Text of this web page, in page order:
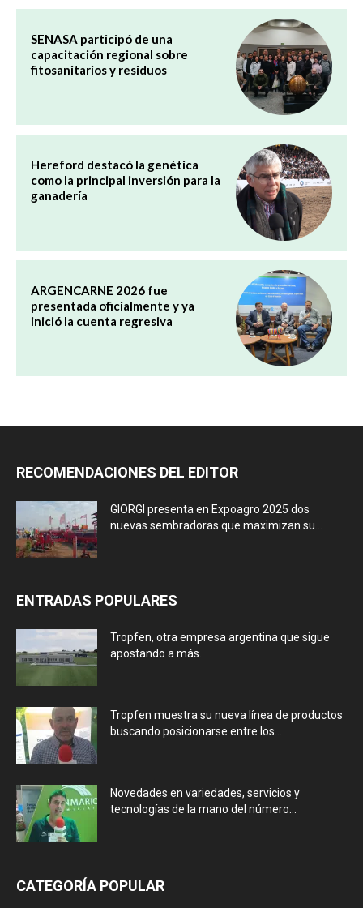
SENASA participó de una
capacitación regional sobre
fitosanitarios y residuos
Hereford destacó la genética
como la principal inversión para la
ganadería
ARGENCARNE 2026 fue
presentada oficialmente y ya
inició la cuenta regresiva
RECOMENDACIONES DEL EDITOR
GIORGI presenta en Expoagro 2025 dos
nuevas sembradoras que maximizan su...
ENTRADAS POPULARES
Tropfen, otra empresa argentina que sigue
apostando a más.
Tropfen muestra su nueva línea de productos
buscando posicionarse entre los...
Novedades en variedades, servicios y
tecnologías de la mano del número...
CATEGORÍA POPULAR